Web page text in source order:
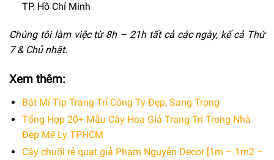
TP. Hồ Chí Minh
Chúng tôi làm việc từ 8h – 21h tất cả các ngày, kể cả Thứ
7 & Chủ nhật.
Xem thêm:
Bật Mí Tip Trang Trí Công Ty Đẹp, Sang Trọng
Tổng Hợp 20+ Mẫu Cây Hoa Giả Trang Trí Trong Nhà
Đẹp Mê Ly TPHCM
Cây chuối rẻ quạt giả Phạm Nguyễn Decor [1m – 1m2 –